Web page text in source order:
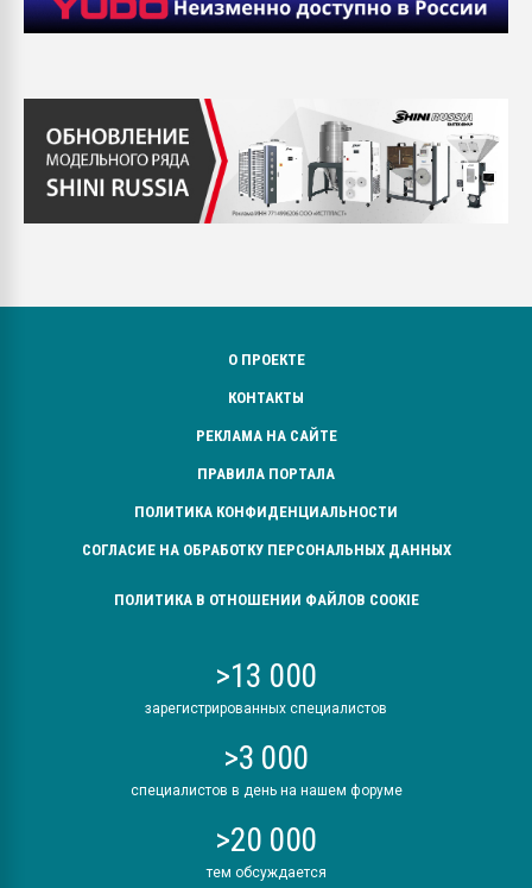
О ПРОЕКТЕ
КОНТАКТЫ
РЕКЛАМА НА САЙТЕ
ПРАВИЛА ПОРТАЛА
ПОЛИТИКА КОНФИДЕНЦИАЛЬНОСТИ
СОГЛАСИЕ НА ОБРАБОТКУ ПЕРСОНАЛЬНЫХ ДАННЫХ
ПОЛИТИКА В ОТНОШЕНИИ ФАЙЛОВ COOKIE
>13 000
зарегистрированных специалистов
>3 000
специалистов в день на нашем форуме
>20 000
тем обсуждается